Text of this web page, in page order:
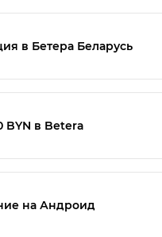
в Бетера Беларусь
BYN в Betera
на Андроид